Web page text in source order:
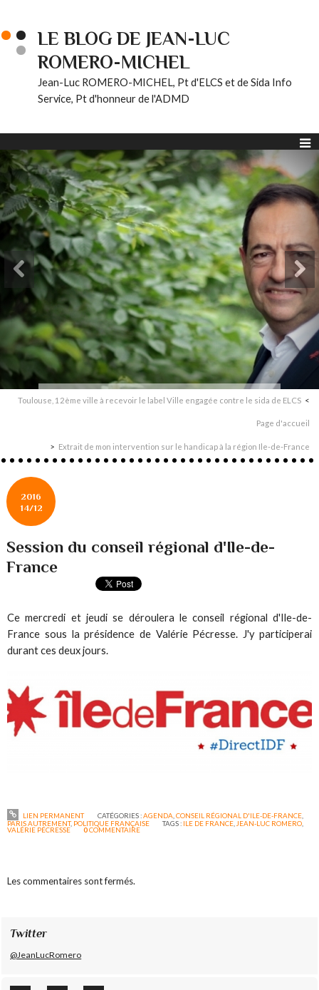
LE BLOG DE JEAN-LUC
ROMERO-MICHEL
Jean-Luc ROMERO-MICHEL, Pt d'ELCS et de Sida Info
Service, Pt d'honneur de l'ADMD
Toulouse, 12ème ville à recevoir le label Ville engagée contre le sida de ELCS
Page d'accueil
Extrait de mon intervention sur le handicap à la région Ile-de-France
2016
14/12
Session du conseil régional d'Ile-de-
France
Ce mercredi et jeudi se déroulera le conseil régional d'Ile-de-
France sous la présidence de Valérie Pécresse. J'y participerai
durant ces deux jours.
LIEN PERMANENT CATÉGORIES :AGENDA CONSEIL RÉGIONAL D'ILE-DE-FRANCE,
PARIS AUTREMENT, POLITIQUE FRANÇAISE TAGS : ILE DE FRANCE,JEAN-LUC ROMERO,
VALÉRIE PÉCRESSE 0COMMENTAIRE
Les commentaires sont fermés.
Twitter
@JeanLucRomero